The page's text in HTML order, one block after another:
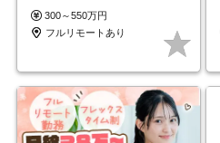
300～550万円
フルリモートあり